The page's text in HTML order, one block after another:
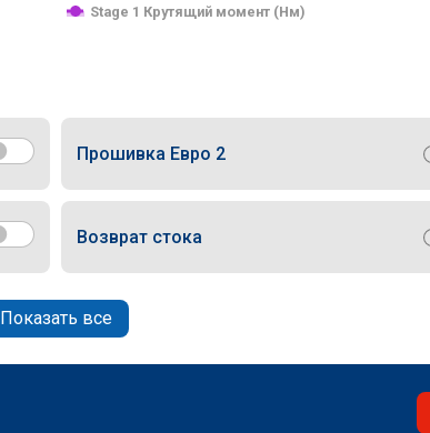
Stage 1 Крутящий момент (Нм)
Прошивка Евро 2
Возврат стока
Показать все